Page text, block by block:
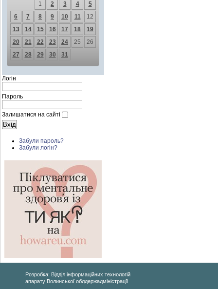
1
2 3 4
5
6
7 8 9 10 11
12
13
14 15 16 17 18
19
20
21 22 23 24 25
26
27
28 29 30 31
Логін
Пароль
Залишатися на сайті
Забули пароль?
Забули логін?
Розробка: Відділ інформаційних технологій
апарату Волинської облдержадміністрації